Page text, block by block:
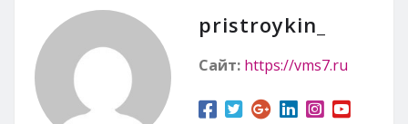
pristroykin_
Сайт: https://vms7.ru